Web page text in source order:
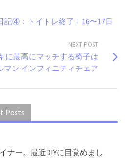
記④：トイトレ終了！16〜17日
NEXT POST
に最高にマッチする椅子は
マン インフィニティチェア
Posts
ナー。最近DIYに目覚めまし